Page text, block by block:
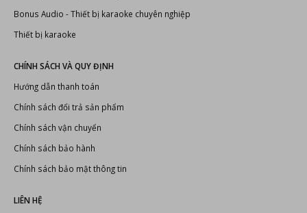
Bonus Audio -Thiết bị karaoke chuyên nghiệp
Thiết bị karaoke
CHÍNH SÁCH VÀ QUY ĐỊNH
Hướng dẫn thanh toán
Chính sách đổi trả sản phẩm
Chính sách vận chuyển
Chính sách bảo hành
Chính sách bảo mật thông tin
LIÊN HỆ